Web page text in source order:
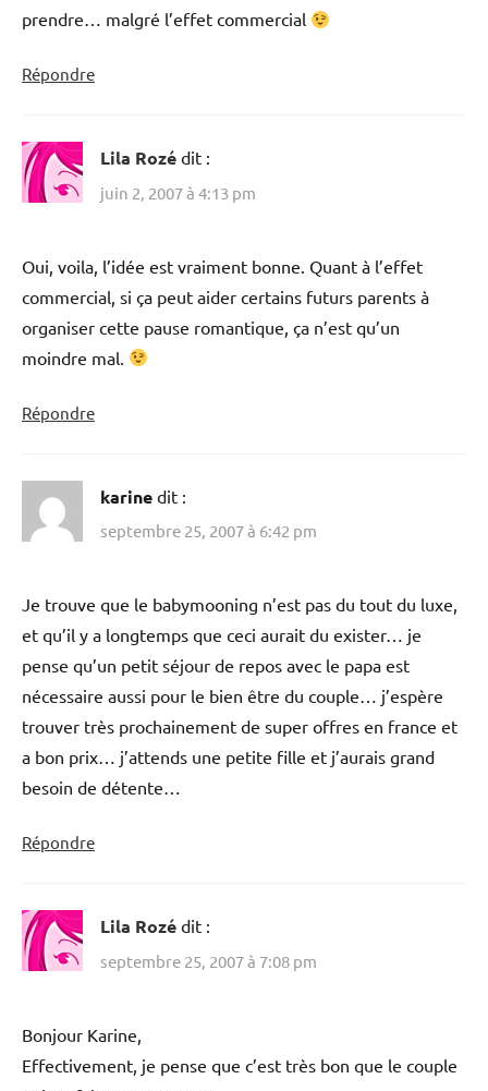
prendre… malgré l’effet commercial
Répondre
Lila Rozé dit :
juin 2, 2007 à 4:13 pm
Oui, voila, l’idée est vraiment bonne. Quant à l’effet
commercial, si ça peut aider certains futurs parents à
organiser cette pause romantique, ça n’est qu’un
moindre mal.
Répondre
karine dit :
septembre 25, 2007 à 6:42 pm
Je trouve que le babymooning n’est pas du tout du luxe,
et qu’il y a longtemps que ceci aurait du exister… je
pense qu’un petit séjour de repos avec le papa est
nécessaire aussi pour le bien être du couple… j’espère
trouver très prochainement de super offres en france et
a bon prix… j’attends une petite fille et j’aurais grand
besoin de détente…
Répondre
Lila Rozé dit :
septembre 25, 2007 à 7:08 pm
Bonjour Karine,
Effectivement, je pense que c’est très bon que le couple